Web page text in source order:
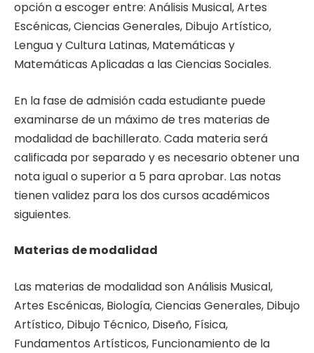
opción a escoger entre: Análisis Musical, Artes
Escénicas, Ciencias Generales, Dibujo Artístico,
Lengua y Cultura Latinas, Matemáticas y
Matemáticas Aplicadas a las Ciencias Sociales.
En la fase de admisión cada estudiante puede
examinarse de un máximo de tres materias de
modalidad de bachillerato. Cada materia será
calificada por separado y es necesario obtener una
nota igual o superior a 5 para aprobar. Las notas
tienen validez para los dos cursos académicos
siguientes.
Materias de modalidad
Las materias de modalidad son Análisis Musical,
Artes Escénicas, Biología, Ciencias Generales, Dibujo
Artístico, Dibujo Técnico, Diseño, Física,
Fundamentos Artísticos, Funcionamiento de la